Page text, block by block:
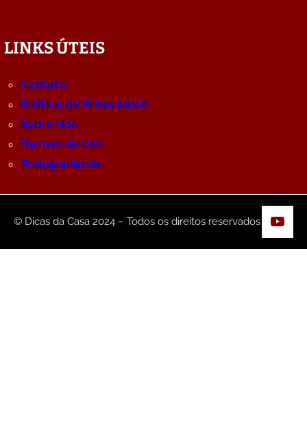
LINKS ÚTEIS
Contato
Política de Privacidade
Sobre Nós
Termos de Uso
Transparência
© Dicas da Casa 2024 – Todos os direitos reservados